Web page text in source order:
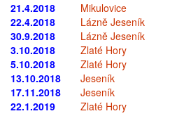
21.4.2018
Mikulovice
22.4.2018
Lázně Jeseník
30.9.2018
Lázně Jeseník
3.10.2018
Zlaté Hory
5.10.2018
Zlaté Hory
13.10.2018
Jeseník
17.11.2018
Jeseník
22.1.2019
Zlaté Hory